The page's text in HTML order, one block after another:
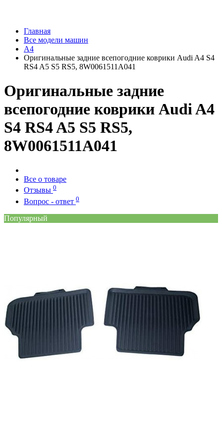
Главная
Все модели машин
A4
Оригинальные задние всепогодние коврики Audi A4 S4
RS4 A5 S5 RS5, 8W0061511A041
Оригинальные задние
всепогодние коврики Audi A4
S4 RS4 A5 S5 RS5,
8W0061511A041
Все о товаре
Отзывы 0
Вопрос - ответ 0
Популярный